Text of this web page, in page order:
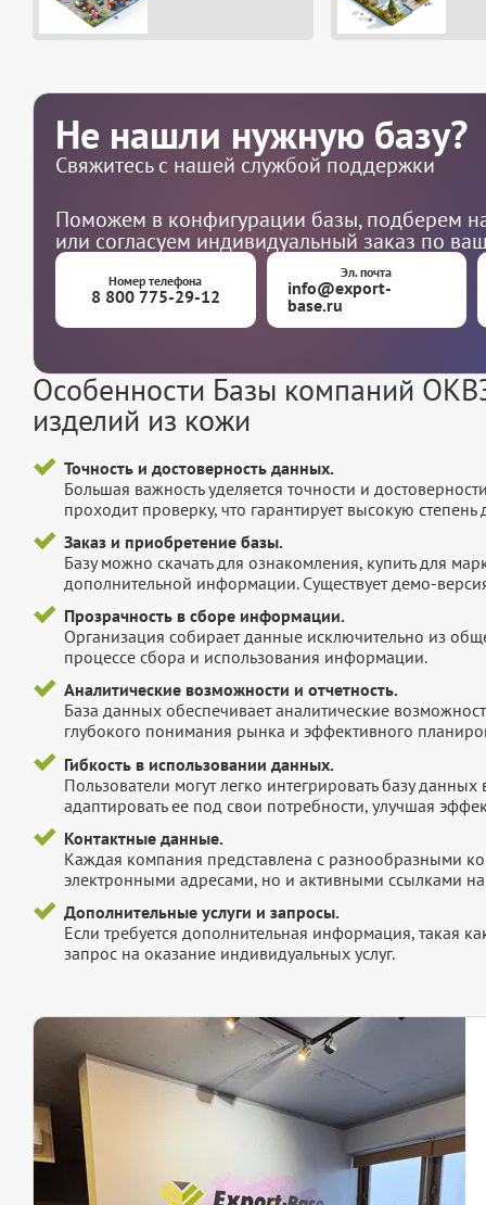
Не нашли нужную базу?
Свяжитесь с нашей службой поддержки
Поможем в конфигурации базы, подберем
или согласуем индивидуальный заказ по
Номер телефона
8 800 775-29-12
Эл. почта
info@export-
base.ru
Особенности Базы компаний
изделий из кожи
Точность и достоверность данных.
Большая важность уделяется точности и
проходит проверку, что гарантирует высокую
Заказ и приобретение базы.
Базу можно скачать для ознакомления, купить для
дополнительной информации. Существует демо-
Прозрачность в сборе информации.
Организация собирает данные исключительно из
процессе сбора и использования информации.
Аналитические возможности и отчетность.
База данных обеспечивает аналитические
глубокого понимания рынка и эффективного
Гибкость в использовании данных.
Пользователи могут легко интегрировать базу
адаптировать ее под свои потребности, улучшая
Контактные данные.
Каждая компания представлена с разнообразными
электронными адресами, но и активными ссылками
Дополнительные услуги и запросы.
Если требуется дополнительная информация, такая
запрос на оказание индивидуальных услуг.